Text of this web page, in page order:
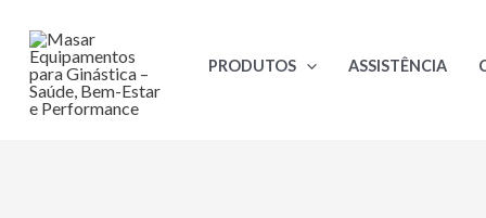
para
conteúdo
PRODUTOS ASSISTÊNCIA